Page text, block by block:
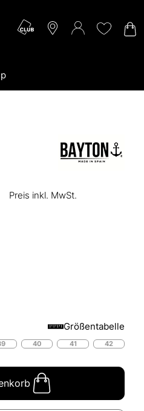
Preis inkl. MwSt.
Größentabelle
40 41 42